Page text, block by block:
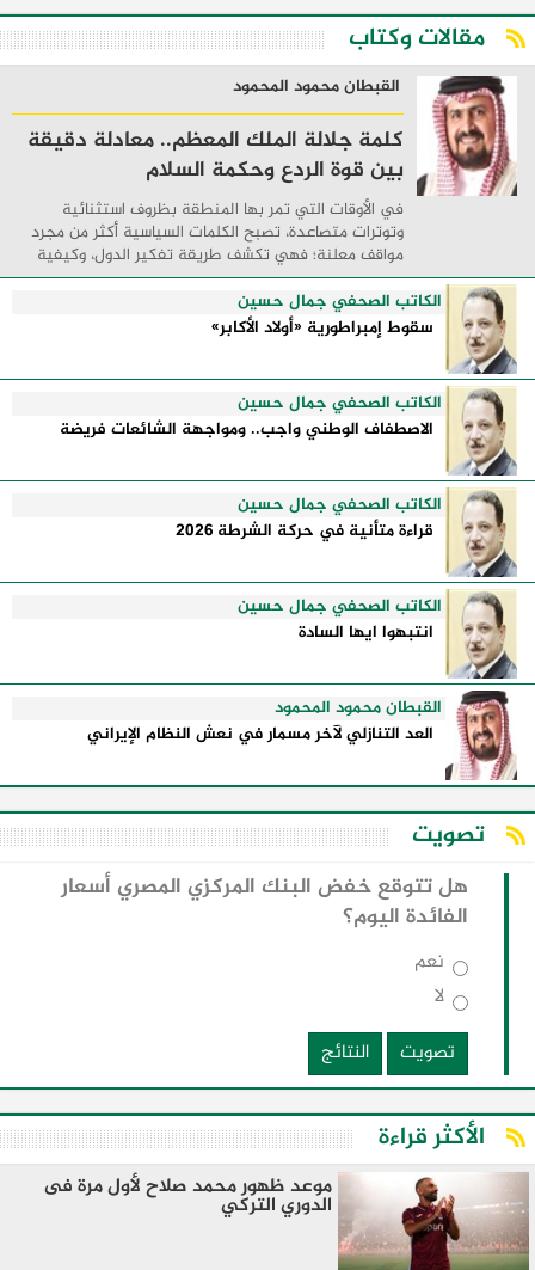
مقالات وكتاب
القبطان محمود المحمود
كلمة جلالة الملك المعظم.. معادلة دقيقة
بين قوة الردع وحكمة السلام
في الأوقات التي تمر بها المنطقة بظروف استثنائية
وتوترات متصاعدة، تصبح الكلمات السياسية أكثر من مجرد
مواقف معلنة؛ فهي تكشف طريقة تفكير الدول، وكيفية
إدارتها للأزمات، والحدود التي تفصل بين القوة ...
الكاتب الصحفي جمال حسين
سقوط إمبراطورية «أولاد الأكابر»
الكاتب الصحفي جمال حسين
الاصطفاف الوطني واجب.. ومواجهة الشائعات فريضة
الكاتب الصحفي جمال حسين
قراءة متأنية في حركة الشرطة 2026
الكاتب الصحفي جمال حسين
انتبهوا ايها السادة
القبطان محمود المحمود
العد التنازلي لآخر مسمار في نعش النظام الإيراني
تصويت
هل تتوقع خفض البنك المركزي المصري أسعار
الفائدة اليوم؟
نعم
لا
تصويت
النتائج
الأكثر قراءة
موعد ظهور محمد صلاح لأول مرة فى
الدوري التركي